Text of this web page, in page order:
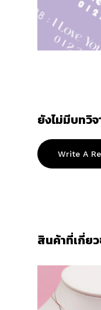
ยังไม่มีบทวิ
Write A
สินค้าที่เกี่ย